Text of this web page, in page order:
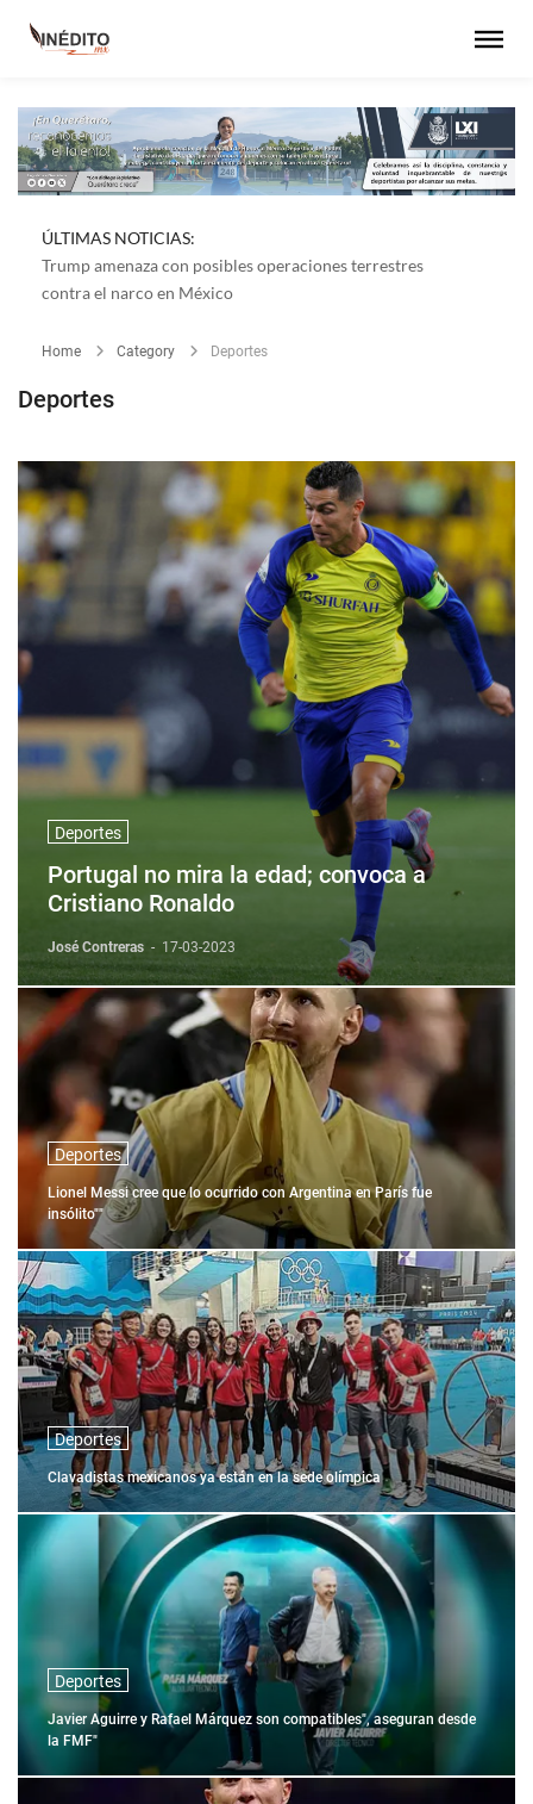
ÚLTIMAS NOTICIAS:
Trump amenaza con posibles operaciones terrestres
contra el narco en México
Home Category Deportes
Deportes
Deportes
Portugal no mira la edad; convoca a
Cristiano Ronaldo
José Contreras - 17-03-2023
Deportes
Lionel Messi cree que lo ocurrido con Argentina en París fue
insólito""
Deportes
Clavadistas mexicanos ya están en la sede olímpica
Deportes
Javier Aguirre y Rafael Márquez son compatibles", aseguran desde
la FMF"